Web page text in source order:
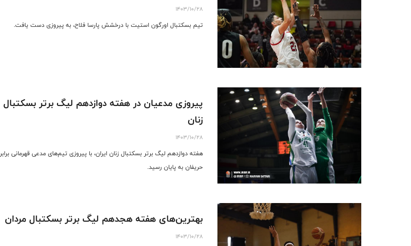
1403/10/28
تیم بسکتبال اورگون استیت با درخشش پارسا فلاح، به پیروزی دست یافت.
پیروزی مدعیان در هفته دوازدهم لیگ برتر بسکتبال
زنان
1403/10/28
هفته دوازدهم لیگ برتر بسکتبال زنان ایران، با پیروزی تیم‌های مدعی قهرمانی برابر
حریفان به پایان رسید.
بهترین‌های هفته هجدهم لیگ برتر بسکتبال مردان
1403/10/28